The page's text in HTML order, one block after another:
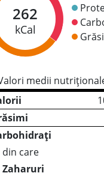
262
kCal
medii
din care
Zaharuri